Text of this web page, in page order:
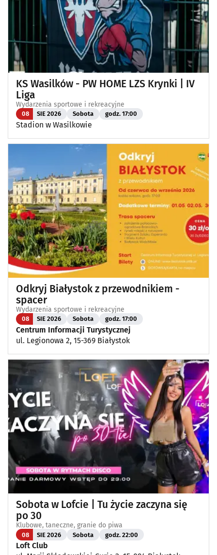
KS Wasilków - PW HOME LZS Krynki | IV
Liga
Wydarzenia sportowe i rekreacyjne
08 SIE 2026 Sobota godz. 17:00
Stadion w Wasilkowie
Odkryj Białystok z przewodnikiem -
spacer
Wydarzenia sportowe i rekreacyjne
08 SIE 2026 Sobota godz. 17:00
Centrum Informacji Turystycznej
ul. Legionowa 2, 15-369 Białystok
Sobota w Lofcie | Tu życie zaczyna się
po 30
Klubowe, taneczne, granie do piwa
08 SIE 2026 Sobota godz. 22:00
Loft Club